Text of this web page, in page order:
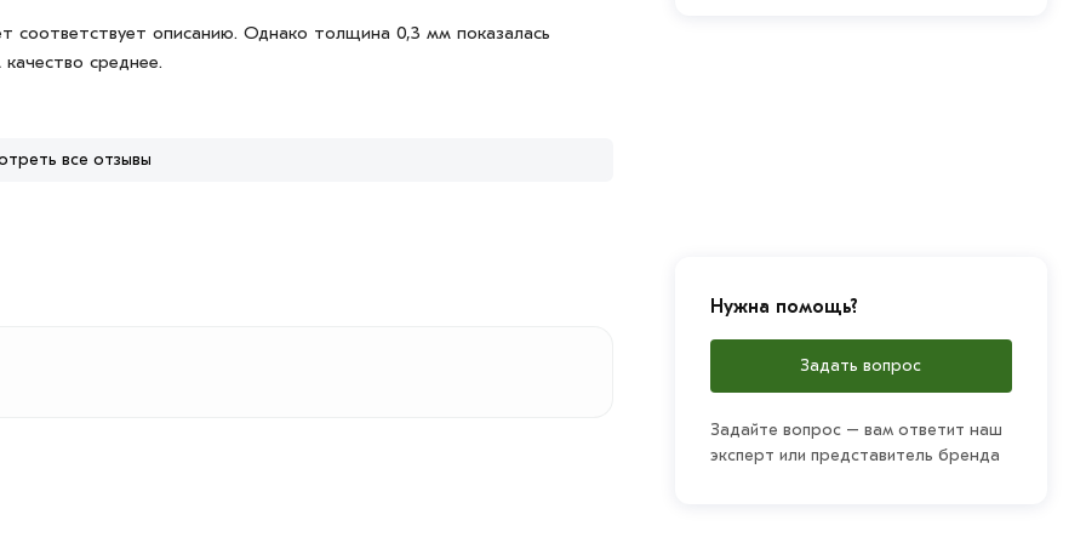
описанию. Однако толщина 0,3 мм показалась
среднее.
все отзывы
Нужна помощь?
Задать вопрос
Задайте вопрос – вам ответит наш
эксперт или представитель бренда